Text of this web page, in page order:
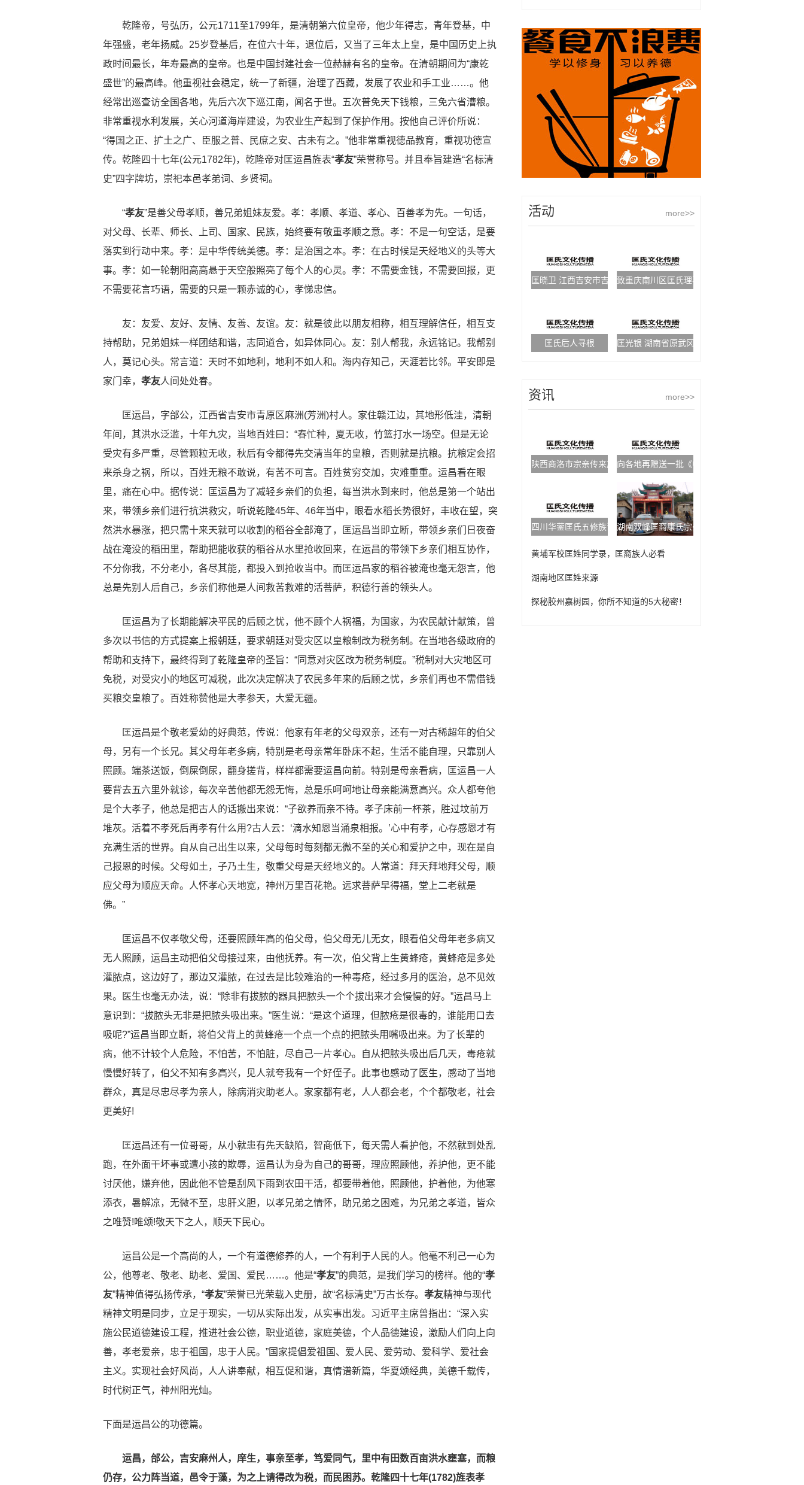
乾隆帝，号弘历，公元1711至1799年，是清朝第六位皇帝，他少年得志，青年登基，中
年强盛，老年扬威。25岁登基后，在位六十年，退位后，又当了三年太上皇，是中国历史上执
政时间最长，年寿最高的皇帝。也是中国封建社会一位赫赫有名的皇帝。在清朝期间为“康乾
盛世”的最高峰。他重视社会稳定，统一了新疆，治理了西藏，发展了农业和手工业……。他
经常出巡查访全国各地，先后六次下巡江南，闻名于世。五次普免天下钱粮，三免六省漕粮。
非常重视水利发展，关心河道海岸建设，为农业生产起到了保护作用。按他自己评价所说：
“得国之正、扩土之广、臣服之普、民庶之安、古未有之。”他非常重视德品教育，重视功德宣
传。乾隆四十七年(公元1782年)，乾隆帝对匡运昌旌表“孝友”荣誉称号。并且奉旨建造“名标清
史”四字牌坊，崇祀本邑孝弟词、乡贤祠。
“孝友”是善父母孝顺，善兄弟姐妹友爱。孝：孝顺、孝道、孝心、百善孝为先。一句话，
对父母、长辈、师长、上司、国家、民族，始终要有敬重孝顺之意。孝：不是一句空话，是要
落实到行动中来。孝：是中华传统美德。孝：是治国之本。孝：在古时候是天经地义的头等大
事。孝：如一轮朝阳高高悬于天空般照亮了每个人的心灵。孝：不需要金钱，不需要回报，更
不需要花言巧语，需要的只是一颗赤诚的心，孝悌忠信。
友：友爱、友好、友情、友善、友谊。友：就是彼此以朋友相称，相互理解信任，相互支
持帮助，兄弟姐妹一样团结和谐，志同道合，如异体同心。友：别人帮我，永远铭记。我帮别
人，莫记心头。常言道：天时不如地利，地利不如人和。海内存知己，天涯若比邻。平安即是
家门幸， 孝友人间处处春。
匡运昌，字邰公，江西省吉安市青原区麻洲(芳洲)村人。家住赣江边，其地形低洼，清朝
年间，其洪水泛滥，十年九灾，当地百姓曰：“春忙种，夏无收，竹篮打水一场空。但是无论
受灾有多严重，尽管颗粒无收，秋后有令都得先交清当年的皇粮，否则就是抗粮。抗粮定会招
来杀身之祸，所以，百姓无粮不敢说，有苦不可言。百姓贫穷交加，灾难重重。运昌看在眼
里，痛在心中。据传说：匡运昌为了减轻乡亲们的负担，每当洪水到来时，他总是第一个站出
来，带领乡亲们进行抗洪救灾，听说乾隆45年、46年当中，眼看水稻长势很好，丰收在望，突
然洪水暴涨，把只需十来天就可以收割的稻谷全部淹了，匡运昌当即立断，带领乡亲们日夜奋
战在淹没的稻田里，帮助把能收获的稻谷从水里抢收回来，在运昌的带领下乡亲们相互协作，
不分你我，不分老小，各尽其能，都投入到抢收当中。而匡运昌家的稻谷被淹也毫无怨言，他
总是先别人后自己，乡亲们称他是人间救苦救难的活菩萨，积德行善的领头人。
匡运昌为了长期能解决平民的后顾之忧，他不顾个人祸福，为国家，为农民献计献策，曾
多次以书信的方式提案上报朝廷，要求朝廷对受灾区以皇粮制改为税务制。在当地各级政府的
帮助和支持下，最终得到了乾隆皇帝的圣旨：“同意对灾区改为税务制度。”税制对大灾地区可
免税，对受灾小的地区可减税，此次决定解决了农民多年来的后顾之忧，乡亲们再也不需借钱
买粮交皇粮了。百姓称赞他是大孝参天，大爱无疆。
匡运昌是个敬老爱幼的好典范，传说：他家有年老的父母双亲，还有一对古稀超年的伯父
母，另有一个长兄。其父母年老多病，特别是老母亲常年卧床不起，生活不能自理，只靠别人
照顾。端茶送饭，倒屎倒尿，翻身搓背，样样都需要运昌向前。特别是母亲看病，匡运昌一人
要背去五六里外就诊，每次辛苦他都无怨无悔，总是乐呵呵地让母亲能满意高兴。众人都夸他
是个大孝子，他总是把古人的话搬出来说：“子欲养而亲不待。孝子床前一杯茶，胜过坟前万
堆灰。活着不孝死后再孝有什么用?古人云：‘滴水知恩当涌泉相报。’心中有孝，心存感恩才有
充满生活的世界。自从自己出生以来，父母每时每刻都无微不至的关心和爱护之中，现在是自
己报恩的时候。父母如土，子乃土生，敬重父母是天经地义的。人常道：拜天拜地拜父母，顺
应父母为顺应天命。人怀孝心天地宽，神州万里百花艳。远求菩萨早得福，堂上二老就是
佛。”
匡运昌不仅孝敬父母，还要照顾年高的伯父母，伯父母无儿无女，眼看伯父母年老多病又
无人照顾，运昌主动把伯父母接过来，由他抚养。有一次，伯父背上生黄蜂疮，黄蜂疮是多处
灌脓点，这边好了，那边又灌脓，在过去是比较难治的一种毒疮，经过多月的医治，总不见效
果。医生也毫无办法，说：“除非有拔脓的器具把脓头一个个拔出来才会慢慢的好。”运昌马上
意识到：“拔脓头无非是把脓头吸出来。”医生说：“是这个道理，但脓疮是很毒的，谁能用口去
吸呢?”运昌当即立断，将伯父背上的黄蜂疮一个点一个点的把脓头用嘴吸出来。为了长辈的
病，他不计较个人危险，不怕苦，不怕脏，尽自己一片孝心。自从把脓头吸出后几天，毒疮就
慢慢好转了，伯父不知有多高兴，见人就夸我有一个好侄子。此事也感动了医生，感动了当地
群众，真是尽忠尽孝为亲人，除病消灾助老人。家家都有老，人人都会老，个个都敬老，社会
更美好!
匡运昌还有一位哥哥，从小就患有先天缺陷，智商低下，每天需人看护他，不然就到处乱
跑，在外面干坏事或遭小孩的欺辱，运昌认为身为自己的哥哥，理应照顾他，养护他，更不能
讨厌他，嫌弃他，因此他不管是刮风下雨到农田干活，都要带着他，照顾他，护着他，为他寒
添衣，暑解凉，无微不至，忠肝义胆，以孝兄弟之情怀，助兄弟之困难，为兄弟之孝道，皆众
之唯赞!唯颂!敬天下之人，顺天下民心。
运昌公是一个高尚的人，一个有道德修养的人，一个有利于人民的人。他毫不利己一心为
公，他尊老、敬老、助老、爱国、爱民……。他是“孝友”的典范，是我们学习的榜样。他的“孝
友”精神值得弘扬传承，“孝友”荣誉已光荣载入史册，故“名标清史”万古长存。 孝友精神与现代
精神文明是同步，立足于现实，一切从实际出发，从实事出发。习近平主席曾指出：“深入实
施公民道德建设工程，推进社会公德，职业道德，家庭美德，个人品德建设，激励人们向上向
善，孝老爱亲，忠于祖国，忠于人民。”国家提倡爱祖国、爱人民、爱劳动、爱科学、爱社会
主义。实现社会好风尚，人人讲奉献，相互促和谐，真情谱新篇，华夏颂经典，美德千载传，
时代树正气，神州阳光灿。
下面是运昌公的功德篇。
运昌，邰公，吉安麻州人，庠生，事亲至孝，笃爱同气，里中有田数百亩洪水壅塞，而粮
仍存，公力阵当道，邑令于藻，为之上请得改为税，而民困苏。乾隆四十七年(1782)旌表孝
more>>
活动
匡晓卫 江西吉安市吉州区食品药品监督管理局局长
致重庆南川区匡氏理事会成立贺辞
匡氏后人寻根 匡光银 湖南省原武冈县公安局刑侦大队副队长
more>>
资讯
陕西商洛市宗亲传来族谱向各地再赠送一批《中华匡氏通讯》
四川华蓥匡氏五修族谱发放典礼湖南双峰匡裔康氏宗亲回灌溪认祖归宗
黄埔军校匡姓同学录，匡裔族人必看
湖南地区匡姓来源
探秘胶州嘉树园，你所不知道的5大秘密！